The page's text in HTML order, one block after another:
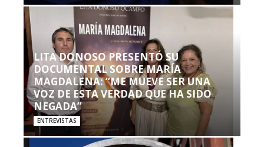
LITA DONOSO PRESENTÓ SU
DOCUMENTAL SOBRE MARÍA
MAGDALENA: “ME MUEVE SER UNA
VOZ DE ESTA VERDAD QUE HA SIDO
NEGADA”
ENTREVISTAS